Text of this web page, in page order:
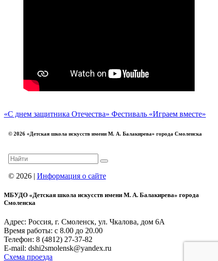
«С днем защитника Отечества» Фестиваль «Играем вместе»
© 2026 «Детская школа искусств имени М. А. Балакирева» города Смоленска
© 2026 | Информация о сайте
МБУДО «Детская школа искусств имени М. А. Балакирева» города
Смоленска
Адрес: Россия, г. Смоленск, ул. Чкалова, дом 6А
Время работы: с 8.00 до 20.00
Телефон: 8 (4812) 27-37-82
E-mail: dshi2smolensk@yandex.ru
Схема проезда